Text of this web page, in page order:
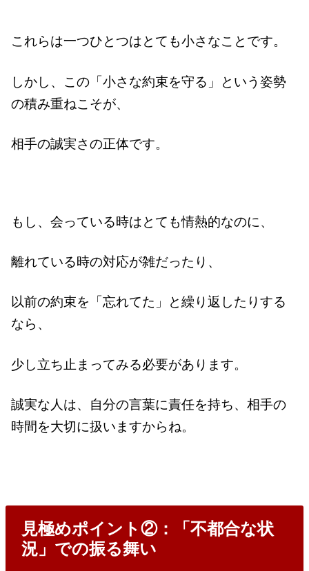
これらは一つひとつはとても小さなことです。
しかし、この「小さな約束を守る」という姿勢
の積み重ねこそが、
相手の誠実さの正体です。
もし、会っている時はとても情熱的なのに、
離れている時の対応が雑だったり、
以前の約束を「忘れてた」と繰り返したりする
なら、
少し立ち止まってみる必要があります。
誠実な人は、自分の言葉に責任を持ち、相手の
時間を大切に扱いますからね。
見極めポイント②：「不都合な状
況」での振る舞い